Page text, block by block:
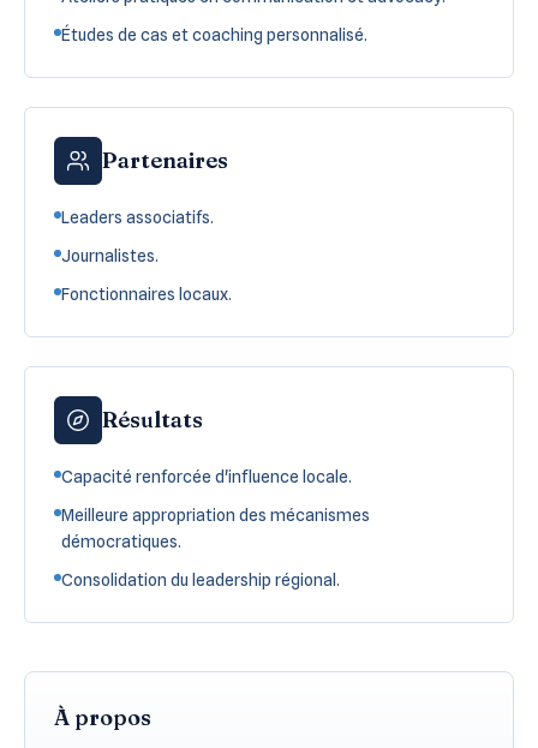
Études de cas et coaching personnalisé.
Partenaires
Leaders associatifs.
Journalistes.
Fonctionnaires locaux.
Résultats
Capacité renforcée d'influence locale.
Meilleure appropriation des mécanismes
démocratiques.
Consolidation du leadership régional.
À propos